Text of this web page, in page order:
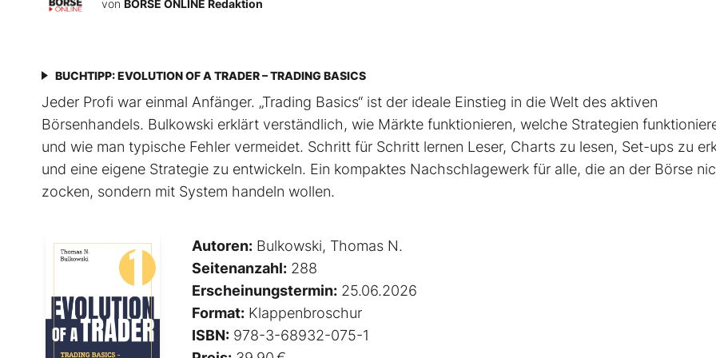
von BÖRSE ONLINE Redaktion
BUCHTIPP: EVOLUTION OF A TRADER – TRADING BASICS
Jeder Profi war einmal Anfänger. „Trading Basics“ ist der ideale Einstieg in die Welt des aktiven
Börsenhandels. Bulkowski erklärt verständlich, wie Märkte funktionieren, welche Strategien
und wie man typische Fehler vermeidet. Schritt für Schritt lernen Leser, Charts zu lesen, Set-ups zu
und eine eigene Strategie zu entwickeln. Ein kompaktes Nachschlagewerk für alle, die an der Börse
zocken, sondern mit System handeln wollen.
Autoren: Bulkowski, Thomas N.
Seitenanzahl: 288
Erscheinungstermin: 25.06.2026
Format: Klappenbroschur
ISBN: 978-3-68932-075-1